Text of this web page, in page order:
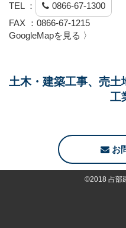
TEL ：
0866-67-1300
FAX ：0866-67-1215
GoogleMapを見る 〉
土木・建築工事、売土
工
お
©2018 占部